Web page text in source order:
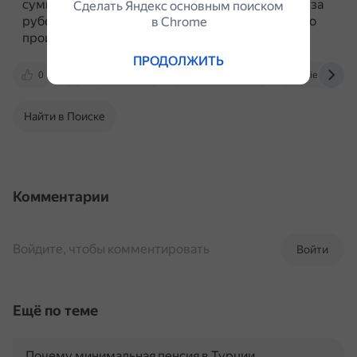
суммы, которые тратятся на покупку продуктов за
рубежом, и способствует развитию внутреннего
производства.
0
Найти в Поиске
Комментарии
Войти
Войдите, чтобы комментировать
Ещё по теме
Сделать Яндекс основным поиском
в Сhrome
ПРОДОЛЖИТЬ